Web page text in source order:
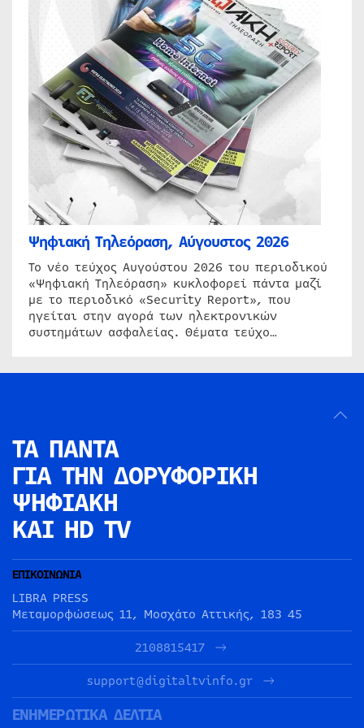
Ψηφιακή Τηλεόραση, Αύγουστος 2026
Το νέο τεύχος Αυγούστου 2026 του περιοδικού
«Ψηφιακή Τηλεόραση» κυκλοφορεί πάντα μαζί
με το περιοδικό «Security Report», που
ηγείται στην αγορά των ηλεκτρονικών
συστημάτων ασφαλείας. Θέματα τεύχο…
ΤΑ ΠΑΝΤΑ
ΓΙΑ ΤΗΝ ΔΟΡΥΦΟΡΙΚΗ
ΨΗΦΙΑΚΗ
ΚΑΙ HD TV
ΕΠΙΚΟΙΝΩΝΙΑ
LIBRA PRESS
Μεταμορφώσεως 11, Μοσχάτο Αττικής, 183 45
2108815417
support@digitaltvinfo.gr
ΕΝΗΜΕΡΩΤΙΚΑ ΔΕΛΤΙΑ